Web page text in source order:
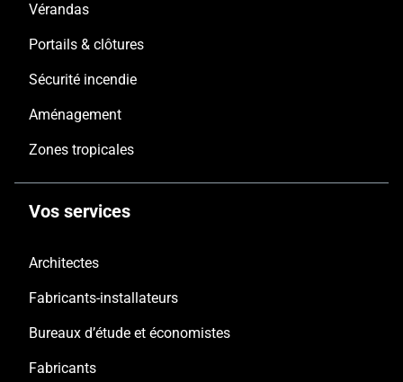
Vérandas
Portails & clôtures
Sécurité incendie
Aménagement
Zones tropicales
Vos services
Architectes
Fabricants-installateurs
Bureaux d’étude et économistes
Fabricants